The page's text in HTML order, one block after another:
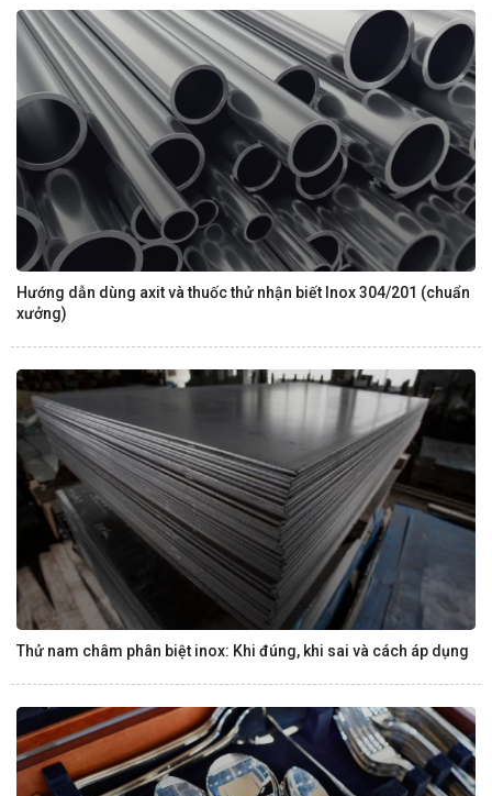
Hướng dẫn dùng axit và thuốc thử nhận biết Inox 304/201 (chuẩn
xưởng)
Thử nam châm phân biệt inox: Khi đúng, khi sai và cách áp dụng